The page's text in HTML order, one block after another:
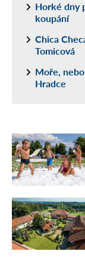
Horké dny
koupání
Chica
Tomicová
Moře,
Hradce